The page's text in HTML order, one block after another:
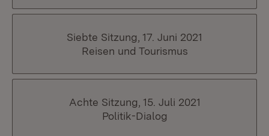
Siebte Sitzung, 17. Juni 2021
Reisen und Tourismus
Achte Sitzung, 15. Juli 2021
Politik-Dialog